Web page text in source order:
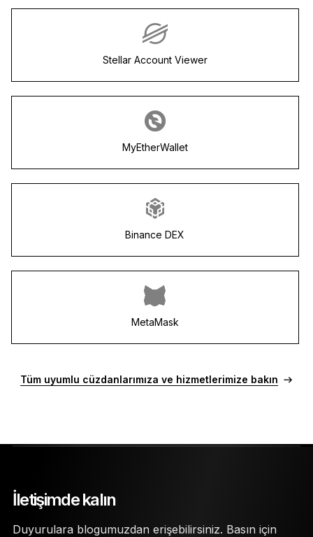
Stellar Account Viewer
MyEtherWallet
Binance DEX
MetaMask
Tüm uyumlu cüzdanlarımıza ve hizmetlerimize bakın
İletişimde kalın
Duyurulara blogumuzdan erişebilirsiniz. Basın için